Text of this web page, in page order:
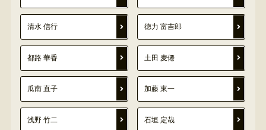
清水 信行 徳力 富吉郎
都路 華香 土田 麦僊
瓜南 直子 加藤 東一
浅野 竹二 石垣 定哉